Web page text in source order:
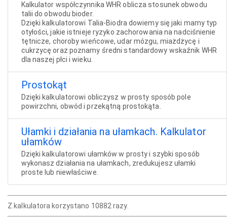
Kalkulator współczynnika WHR oblicza stosunek obwodu
talii do obwodu bioder.
Dzięki kalkulatorowi Talia-Biodra dowiemy się jaki mamy typ
otyłości, jakie istnieje ryzyko zachorowania na nadciśnienie
tętnicze, choroby wieńcowe, udar mózgu, miażdżycę i
cukrzycę oraz poznamy średni standardowy wskaźnik WHR
dla naszej płci i wieku.
Prostokąt
Dzięki kalkulatorowi obliczysz w prosty sposób pole
powirzchni, obwód i przekątną prostokąta.
Ułamki i działania na ułamkach. Kalkulator
ułamków
Dzięki kalkulatorowi ułamków w prosty i szybki sposób
wykonasz działania na ułamkach, zredukujesz ułamki
proste lub niewłaściwe.
Z kalkulatora korzystano 10882 razy.